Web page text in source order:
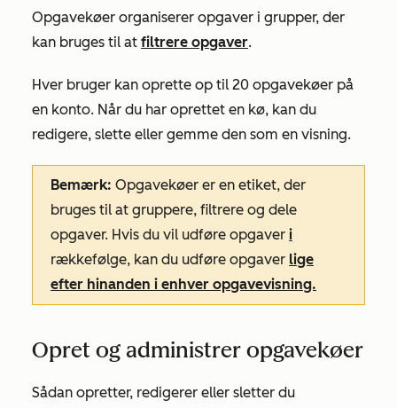
Opgavekøer organiserer opgaver i grupper, der
kan bruges til at filtrere opgaver.
Hver bruger kan oprette op til 20 opgavekøer på
en konto. Når du har oprettet en kø, kan du
redigere, slette eller gemme den som en visning.
Bemærk: Opgavekøer er en etiket, der
bruges til at gruppere, filtrere og dele
opgaver. Hvis du vil udføre opgaver i
rækkefølge, kan du udføre opgaver lige
efter hinanden i enhver opgavevisning.
Opret og administrer opgavekøer
Sådan opretter, redigerer eller sletter du